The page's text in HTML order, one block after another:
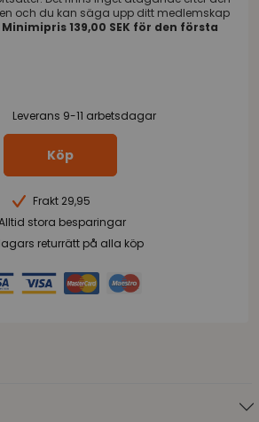
och du kan säga upp ditt medlemskap
Minimipris 139,00 SEK för den första
Leverans 9-11 arbetsdagar
Köp
Frakt 29,95
stora besparingar
returrätt på alla köp